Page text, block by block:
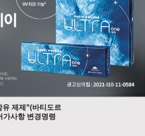
제제”(바티도르
가사항 변경명령